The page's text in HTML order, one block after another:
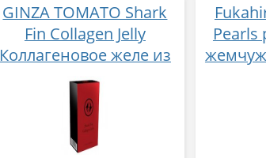
GINZA TOMATO Shark
Fin Collagen Jelly
Коллагеновое желе из
плавников голубой
акулы со вкусом манго
№ 14
Pearls